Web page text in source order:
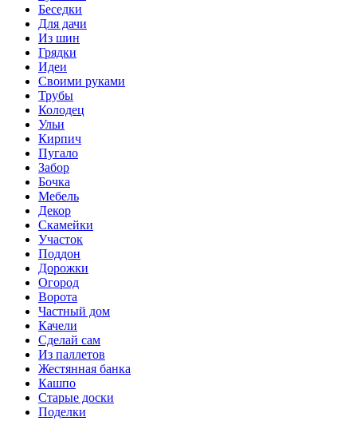
Беседки
Для дачи
Из шин
Грядки
Идеи
Своими руками
Трубы
Колодец
Ульи
Кирпич
Пугало
Забор
Бочка
Мебель
Декор
Скамейки
Участок
Поддон
Дорожки
Огород
Ворота
Частный дом
Качели
Сделай сам
Из паллетов
Жестянная банка
Кашпо
Старые доски
Поделки